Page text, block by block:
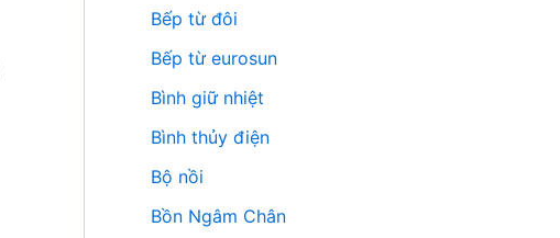
Bếp từ đôi
Bếp từ eurosun
Bình giữ nhiệt
Bình thủy điện
Bộ nồi
Bồn Ngâm Chân